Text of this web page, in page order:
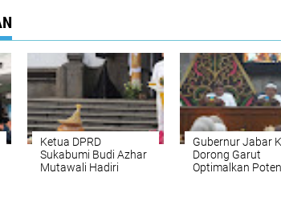
Ketua DPRD
Sukabumi Budi Azhar
Mutawali Hadiri
Gubernur Jabar
Dorong Garut
Optimalkan